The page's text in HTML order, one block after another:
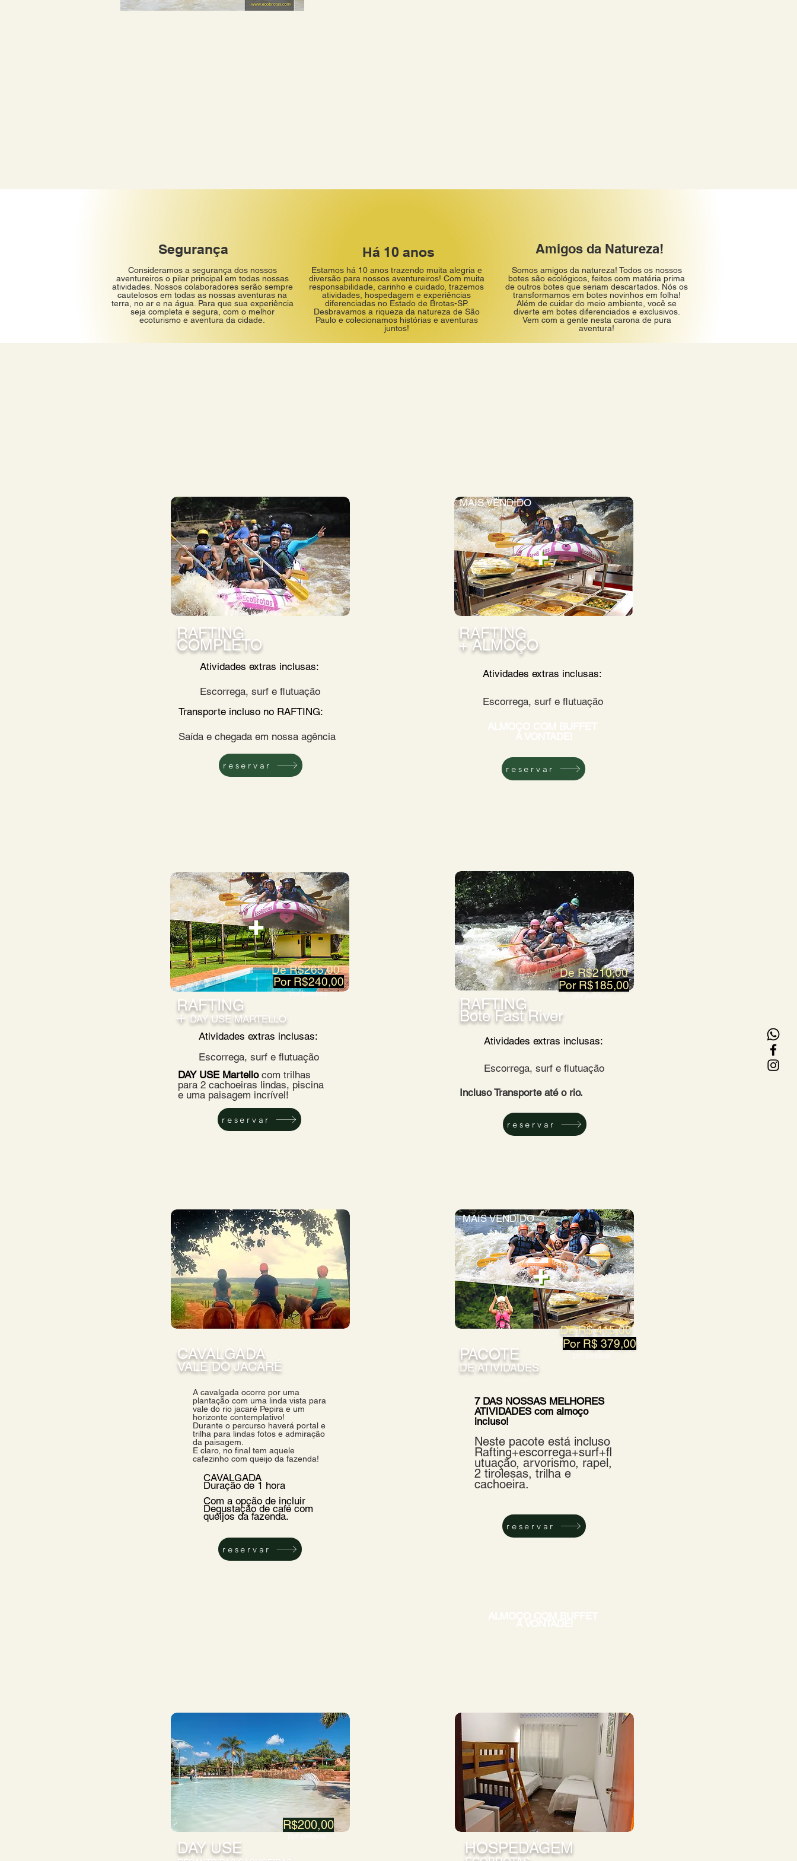
Atividades extras inclusas:
Escorrega, surf e flutuação
Transporte incluso no RAFTING:
Saída e chegada em nossa agência
RAFTING
COMPLETO
reservar reservar
MAIS VENDIDO
Atividades extras inclusas:
Escorrega, surf e flutuação
RAFTING
+ ALMOÇO
Atividades extras inclusas:
Escorrega, surf e flutuação
DAY USE Martello com trilhas
para 2 cachoeiras lindas, piscina
e uma paisagem incrível!
reservar
RAFTING
+DAY USE MARTELLO
De R$265,00
Por R$240,00
por pessoa
Atividades extras inclusas:
Escorrega, surf e flutuação
reservar
De R$210,00
Por R$185,00
por pessoa
RAFTING
Bote Fast River
Incluso Transporte até o rio.
CAVALGADA
VALE DO JACARÉ
CAVALGADA
Duração de 1 hora
Com a opção de incluir
Degustação de café com
queijos da fazenda.
A cavalgada ocorre por uma
plantação com uma linda vista para
vale do rio jacaré Pepira e um
horizonte contemplativo!
Durante o percurso haverá portal e
trilha para lindas fotos e admiração
da paisagem.
E claro, no final tem aquele
cafezinho com queijo da fazenda!
PACOTE
DE ATIVIDADES
Por R$ 379,00
7 DAS NOSSAS MELHORES
ATIVIDADES com almoço
incluso!
Neste pacote está incluso
Rafting+escorrega+surf+fl
utuação, arvorismo, rapel,
2 tirolesas, trilha e
cachoeira.
De R$ 415,00
MAIS VENDIDO
reservar
reservar
DAY USE
R$200,00
por pessoa
HOSPEDAGEM
Segurança
Consideramos a segurança dos nossos
aventureiros o pilar principal em todas nossas
atividades. Nossos colaboradores serão sempre
cautelosos em todas as nossas aventuras na
terra, no ar e na água. Para que sua experiência
seja completa e segura, com o melhor
ecoturismo e aventura da cidade.
Há 10 anos
Estamos há 10 anos trazendo muita alegria e
diversão para nossos aventureiros! Com muita
responsabilidade, carinho e cuidado, trazemos
atividades, hospedagem e experiências
diferenciadas no Estado de Brotas-SP.
Desbravamos a riqueza da natureza de São
Paulo e colecionamos histórias e aventuras
juntos!
Amigos da Natureza!
Somos amigos da natureza! Todos os nossos
botes são ecológicos, feitos com matéria prima
de outros botes que seriam descartados. Nós os
transformamos em botes novinhos em folha!
Além de cuidar do meio ambiente, você se
diverte em botes diferenciados e exclusivos.
Vem com a gente nesta carona de pura
aventura!